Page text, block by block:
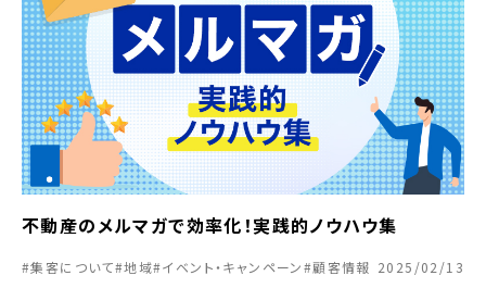
不動産のメルマガで効率化！実践的ノウハウ集
#集客について#地域#イベント・キャンペーン#顧客情報 2025/02/13